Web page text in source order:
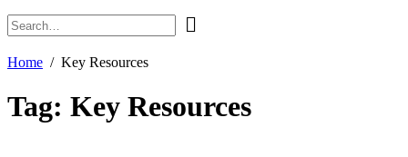
Home Key Resources
Tag: Key Resources